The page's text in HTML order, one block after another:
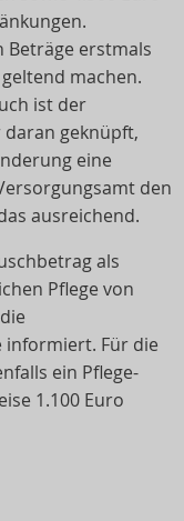
Beträge erstmals
machen.
ist der
geknüpft,
eine
den
ausreichend.
als
Pflege von
informiert. Für die
ein Pflege-
1.100 Euro